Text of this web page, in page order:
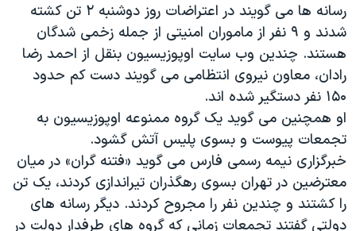
رسانه ها می گویند در اعتراضات روز دوشنبه ۲ تن کشته
شدند و ۹ نفر از ماموران امنیتی از جمله زخمی شدگان
هستند. چندین وب سایت اوپوزیسیون بنقل از احمد رضا
رادان، معاون نیروی انتظامی می گویند دست کم حدود
۱۵۰ نفر دستگیر شده اند.
او همچنین می گوید یک گروه ممنوعه اوپوزیسیون به
تجمعات پیوست و بسوی پلیس آتش گشود.
خبرگزاری نیمه رسمی فارس می گوید «فتنه گران» در میان
معترضین در تهران بسوی رهگذران تیراندازی کردند، یک تن
را کشتند و چندین نفر را مجروح کردند. دیگر رسانه های
دولتی گفتند تجمعات زمانی که گروه های طرفدار دولت در